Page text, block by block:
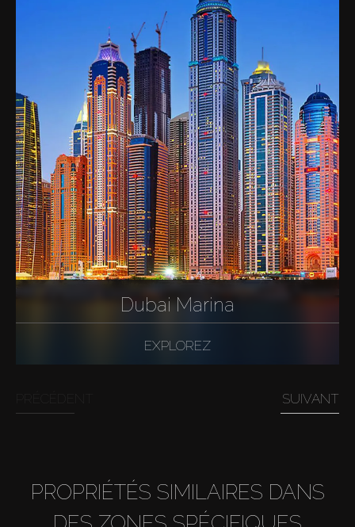
Dubai Marina
EXPLOREZ
SUIVANT
PROPRIÉTÉS SIMILAIRES DANS